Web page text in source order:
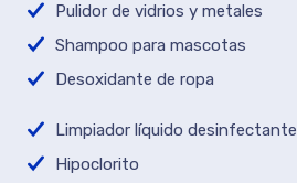
Pulidor de vidrios y metales
Shampoo para mascotas
Desoxidante de ropa
Limpiador líquido desinfectante
Hipoclorito